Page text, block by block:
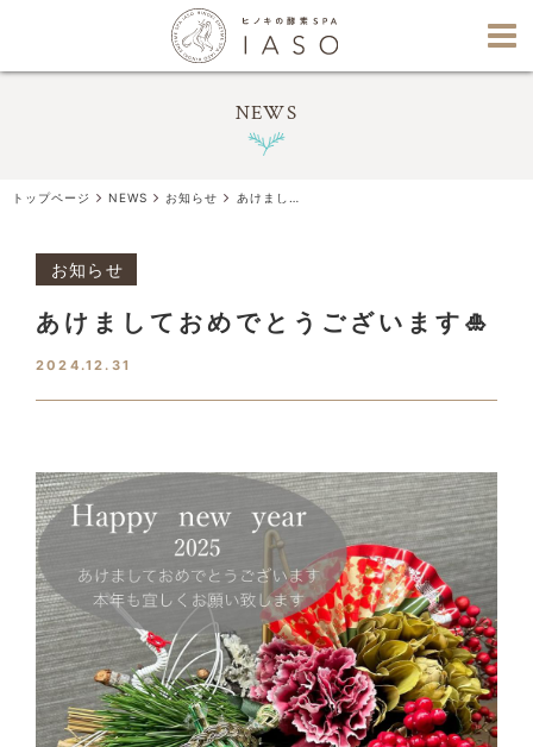
NEWS
トップページ NEWS お知らせ
お知らせ
あけましておめでとうございます🎍
2024.12.31